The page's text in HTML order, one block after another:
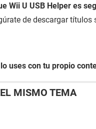
Wii U USB Helper es
de descargar
lo uses con tu propio
MISMO TEMA